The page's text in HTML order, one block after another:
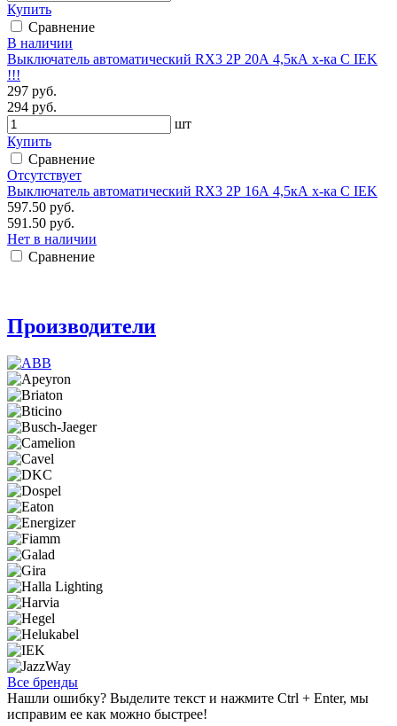
Купить
Сравнение
В наличии
Выключатель автоматический RX3 2Р 20А 4,5кА х-ка С IEK
!!!
297 руб.
294 руб.
шт
Купить
Сравнение
Отсутствует
Выключатель автоматический RX3 2Р 16А 4,5кА х-ка С IEK
597.50 руб.
591.50 руб.
Нет в наличии
Сравнение
Производители
Все бренды
Нашли ошибку? Выделите текст и нажмите Ctrl + Enter, мы
исправим ее как можно быстрее!